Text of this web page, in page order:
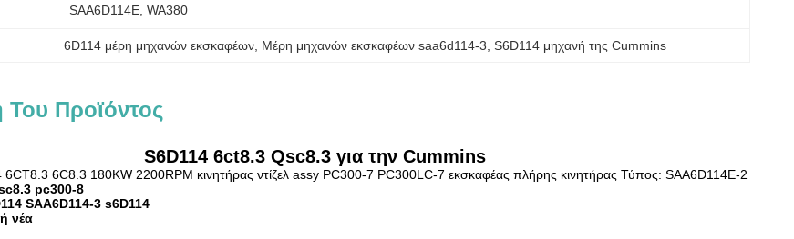
SAA6D114E, WA380
6D114 μέρη μηχανών εκσκαφέων Μέρη μηχανών εκσκαφέων saa6d114-3 , S6D114 μηχανή της Cummins
Του Προϊόντος
S6D114 6ct8.3 Qsc8.3 για την Cummins
6C8.3 180KW 2200RPM κινητήρας ντίζελ assy PC300-7 PC300LC-7 εκσκαφέας πλήρης κινητήρας Τύπος: SAA6D114E-2
pc300-8
SAA6D114-3 s6D114
νέα